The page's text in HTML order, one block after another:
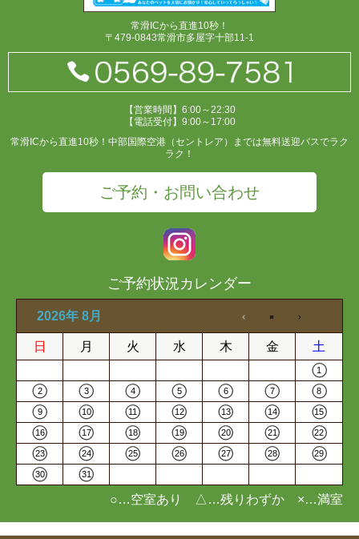
常滑ICから直進10秒！
〒479-0843常滑市多屋字十部11-1
【営業時間】6:00～22:30
【電話受付】9:00～17:00
常滑ICから直進10秒！中部国際空港（セントレア）までは無料送迎バスでラク
ラク！
ご予約・お問い合わせ
ご予約状況カレンダー
2026年 8月
日 月 火 水 木 金 土
1
2 3 4 5 6 7 8
9 10 11 12 13 14 15
16 17 18 19 20 21 22
23 24 25 26 27 28 29
30 31
○…空室あり △…残りわずか ×…満室